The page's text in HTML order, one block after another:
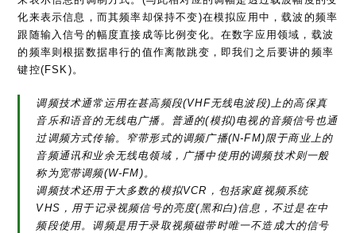
化来表示信息，而其频率却保持不变)在模拟应用中，载波的频率
跟随输入信号的幅度直接成等比例变化。在数字应用领域，载波
的频率则根据数据串行的值作离散跳变，即我们之后要讲的频率
键控(FSK)。
调频技术通常运用在甚高频段(VHF无线电波段)上的高保真
音乐和语音的无线电广播。普通的(模拟)电视的音频信号也通
过调频方式传输。窄带形式的调频广播(N-FM)限于商业上的
音频通讯和业余无线电领域，广播中使用的调频技术则一般
称为宽带调频(W-FM)。
调频技术还用于大多数的模拟VCR，包括家庭视频系统
VHS，用于记录视频信号的亮度(黑和白)信息，不过是在中
频段使用。调频是用于录取视频磁带时唯一不造成大的信号